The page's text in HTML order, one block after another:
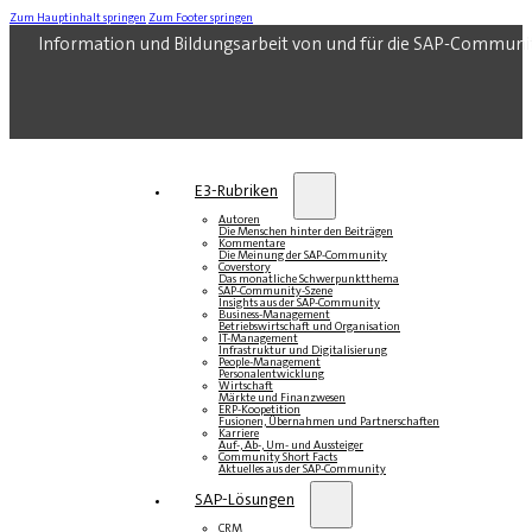
Zum Hauptinhalt springen Zum Footer springen
Information und Bildungsarbeit von und für die SAP-
E3-Rubriken
Autoren
Die Menschen hinter den Beiträgen
Kommentare
Die Meinung der SAP-Community
Coverstory
Das monatliche Schwerpunktthema
SAP-Community-Szene
Insights aus der SAP-Community
Business-Management
Betriebswirtschaft und Organisation
IT-Management
Infrastruktur und Digitalisierung
People-Management
Personalentwicklung
Wirtschaft
Märkte und Finanzwesen
ERP-Koopetition
Fusionen, Übernahmen und Partnerschaften
Karriere
Auf-, Ab-, Um- und Aussteiger
Community Short Facts
Aktuelles aus der SAP-Community
SAP-Lösungen
CRM